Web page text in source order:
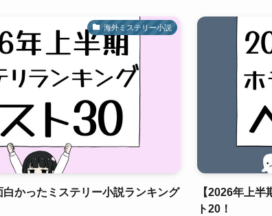
海外ミステリー小説
白かったミステリー小説ランキング
【2026年上
ト20！